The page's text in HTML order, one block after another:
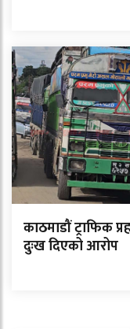
काठमाडौं ट्राफिक
दुःख दिएको आरोप